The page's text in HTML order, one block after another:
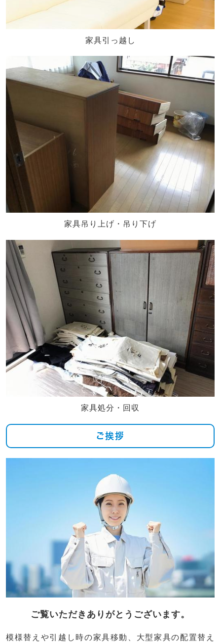
家具引っ越し
家具吊り上げ・吊り下げ
家具処分・回収
ご挨拶
ご覧いただきありがとうございます。
模様替えや引越し時の家具移動、大型家具の配置替え